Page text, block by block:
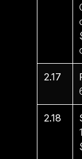
2.17
2.18